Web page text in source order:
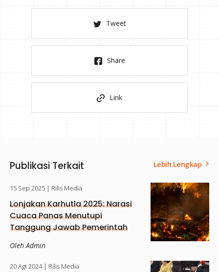
Tweet
Share
Link
Publikasi Terkait Lebih Lengkap
15 Sep 2025 | Rilis Media
Lonjakan Karhutla 2025: Narasi
Cuaca Panas Menutupi
Tanggung Jawab Pemerintah
Oleh Admin
20 Agt 2024| Rilis Media